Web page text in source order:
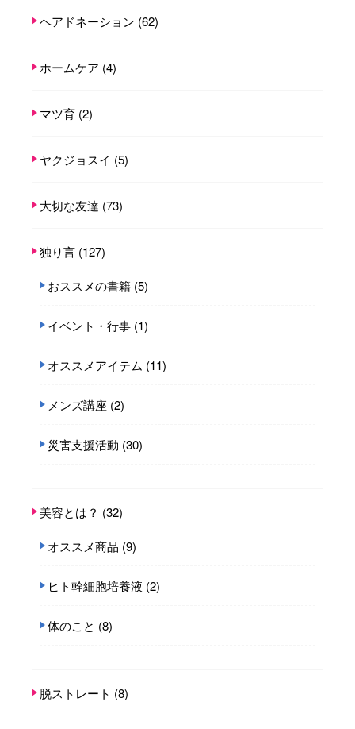
ヘアドネーション (62)
ホームケア (4)
マツ育 (2)
ヤクジョスイ (5)
大切な友達 (73)
独り言 (127)
おススメの書籍 (5)
イベント・行事 (1)
オススメアイテム (11)
メンズ講座 (2)
災害支援活動 (30)
美容とは？ (32)
オススメ商品 (9)
ヒト幹細胞培養液 (2)
体のこと (8)
脱ストレート (8)